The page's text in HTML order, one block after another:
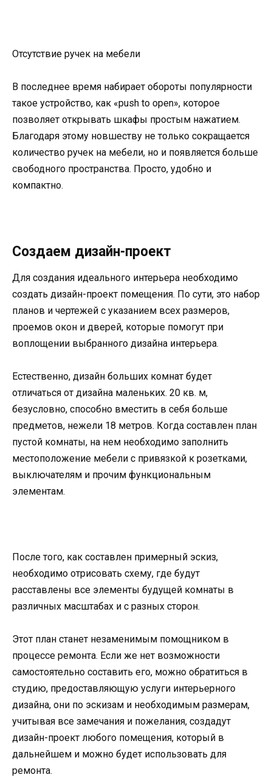
Отсутствие ручек на мебели
В последнее время набирает обороты популярности
такое устройство, как «push to open», которое
позволяет открывать шкафы простым нажатием.
Благодаря этому новшеству не только сокращается
количество ручек на мебели, но и появляется больше
свободного пространства. Просто, удобно и
компактно.
Создаем дизайн-проект
Для создания идеального интерьера необходимо
создать дизайн-проект помещения. По сути, это набор
планов и чертежей с указанием всех размеров,
проемов окон и дверей, которые помогут при
воплощении выбранного дизайна интерьера.
Естественно, дизайн больших комнат будет
отличаться от дизайна маленьких. 20 кв. м,
безусловно, способно вместить в себя больше
предметов, нежели 18 метров. Когда составлен план
пустой комнаты, на нем необходимо заполнить
местоположение мебели с привязкой к розетками,
выключателям и прочим функциональным
элементам.
После того, как составлен примерный эскиз,
необходимо отрисовать схему, где будут
расставлены все элементы будущей комнаты в
различных масштабах и с разных сторон.
Этот план станет незаменимым помощником в
процессе ремонта. Если же нет возможности
самостоятельно составить его, можно обратиться в
студию, предоставляющую услуги интерьерного
дизайна, они по эскизам и необходимым размерам,
учитывая все замечания и пожелания, создадут
дизайн-проект любого помещения, который в
дальнейшем и можно будет использовать для
ремонта.